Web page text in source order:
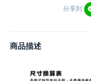
分享到
商品描述